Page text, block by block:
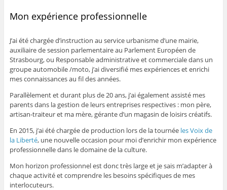
Mon expérience professionnelle
J’ai été chargée d’instruction au service urbanisme d’une mairie,
auxiliaire de session parlementaire au Parlement Européen de
Strasbourg, ou Responsable administrative et commerciale dans un
groupe automobile /moto, j’ai diversifié mes expériences et enrichi
mes connaissances au fil des années.
Parallèlement et durant plus de 20 ans, j’ai également assisté mes
parents dans la gestion de leurs entreprises respectives : mon père,
artisan-traiteur et ma mère, gérante d’un magasin de loisirs créatifs.
En 2015, j’ai été chargée de production lors de la tournée les Voix de
la Liberté, une nouvelle occasion pour moi d’enrichir mon expérience
professionnelle dans le domaine de la culture.
Mon horizon professionnel est donc très large et je sais m’adapter à
chaque activité et comprendre les besoins spécifiques de mes
interlocuteurs.